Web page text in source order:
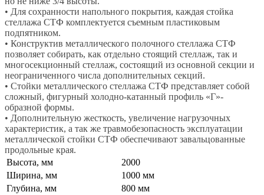
• Для сохранности напольного покрытия, каждая стойка
стеллажа СТФ комплектуется съемным пластиковым
подпятником.
• Конструктив металлического полочного стеллажа СТФ
позволяет собирать, как отдельно стоящий стеллаж, так и
многосекционный стеллаж, состоящий из основной секции и
неограниченного числа дополнительных секций.
• Стойки металлического стеллажа СТФ представляет собой
сложный, фигурный холодно-катанный профиль «Г»-
образной формы.
• Дополнительную жесткость, увеличение нагрузочных
характеристик, а так же травмобезопасность эксплуатации
металлической стойки СТФ обеспечивают завальцованные
продольные края.
Высота, мм
2000
Ширина, мм
1000 мм
Глубина, мм
800 мм